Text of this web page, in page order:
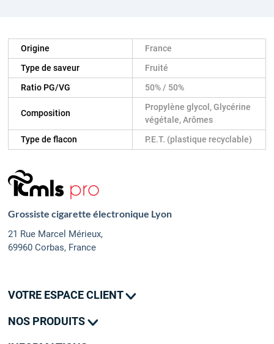
Origine
France
Type de saveur
Fruité
Ratio PG/VG
50% / 50%
Composition
Propylène glycol, Glycérine
végétale, Arômes
Type de flacon
P.E.T. (plastique recyclable)
Grossiste cigarette électronique Lyon
21 Rue Marcel Mérieux,
69960 Corbas, France
VOTRE ESPACE CLIENT
Mes adresses
NOS PRODUITS